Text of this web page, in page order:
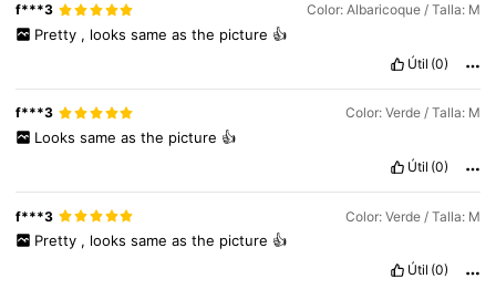
f***3 Color: Albaricoque / Talla: M
Pretty , looks same as the picture 👍
Útil (0)
f***3 Color: Verde / Talla: M
Looks same as the picture 👍
Útil (0)
f***3 Color: Verde / Talla: M
Pretty , looks same as the picture 👍
Útil (0)